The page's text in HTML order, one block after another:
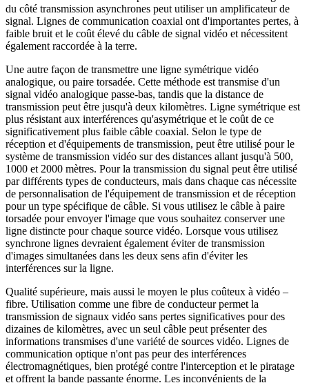
du côté transmission asynchrones peut utiliser un amplificateur de
signal. Lignes de communication coaxial ont d'importantes pertes, à
faible bruit et le coût élevé du câble de signal vidéo et nécessitent
également raccordée à la terre.
Une autre façon de transmettre une ligne symétrique vidéo
analogique, ou paire torsadée. Cette méthode est transmise d'un
signal vidéo analogique passe-bas, tandis que la distance de
transmission peut être jusqu'à deux kilomètres. Ligne symétrique est
plus résistant aux interférences qu'asymétrique et le coût de ce
significativement plus faible câble coaxial. Selon le type de
réception et d'équipements de transmission, peut être utilisé pour le
système de transmission vidéo sur des distances allant jusqu'à 500,
1000 et 2000 mètres. Pour la transmission du signal peut être utilisé
par différents types de conducteurs, mais dans chaque cas nécessite
de personnalisation de l'équipement de transmission et de réception
pour un type spécifique de câble. Si vous utilisez le câble à paire
torsadée pour envoyer l'image que vous souhaitez conserver une
ligne distincte pour chaque source vidéo. Lorsque vous utilisez
synchrone lignes devraient également éviter de transmission
d'images simultanées dans les deux sens afin d'éviter les
interférences sur la ligne.
Qualité supérieure, mais aussi le moyen le plus coûteux à vidéo –
fibre. Utilisation comme une fibre de conducteur permet la
transmission de signaux vidéo sans pertes significatives pour des
dizaines de kilomètres, avec un seul câble peut présenter des
informations transmises d'une variété de sources vidéo. Lignes de
communication optique n'ont pas peur des interférences
électromagnétiques, bien protégé contre l'interception et le piratage
et offrent la bande passante énorme. Les inconvénients de la